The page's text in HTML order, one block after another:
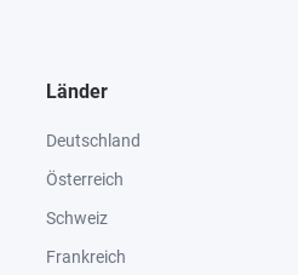
Länder
Deutschland
Österreich
Schweiz
Frankreich